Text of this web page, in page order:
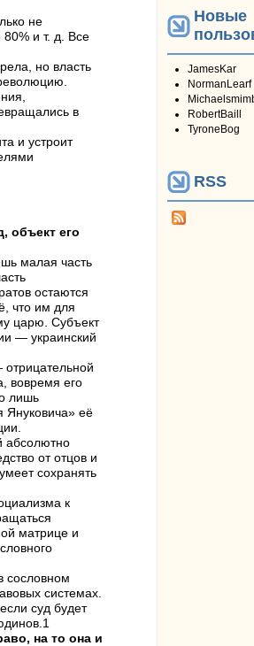
не
и т. д. Все
но власть
в
и устроит
его
малая часть
остаются
что им для
царю. Субъект
— украинский
вовремя его
лишь
Януковича» её
абсолютно
от отцов и
сохранять
к
матрице и
сословном
системах.
суд будет
на то она и
Новые
JamesKar
NormanLearf
RobertBaill
TyroneBog
RSS